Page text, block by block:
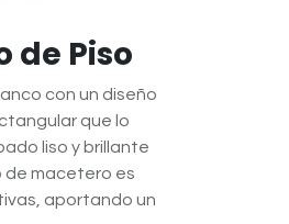
de Piso
con un diseño
que lo
liso y brillante
de macetero es
aportando un